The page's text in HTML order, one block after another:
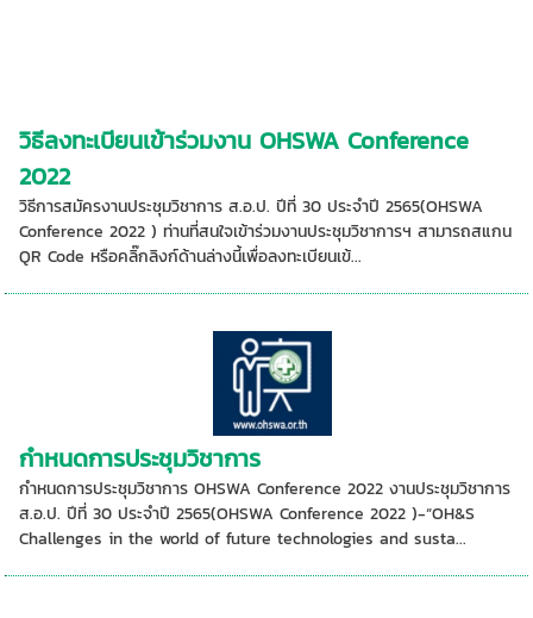
วิธีลงทะเบียนเข้าร่วมงาน OHSWA Conference
2022
วิธีการสมัครงานประชุมวิชาการ ส.อ.ป. ปีที่ 30 ประจำปี 2565(OHSWA
Conference 2022 ) ท่านที่สนใจเข้าร่วมงานประชุมวิชาการฯ สามารถสแกน
QR Code หรือคลิ๊กลิงก์ด้านล่างนี้เพื่อลงทะเบียนเข้...
กำหนดการประชุมวิชาการ
กำหนดการประชุมวิชาการ OHSWA Conference 2022 งานประชุมวิชาการ
ส.อ.ป. ปีที่ 30 ประจำปี 2565(OHSWA Conference 2022 )-“OH&S
Challenges in the world of future technologies and susta...